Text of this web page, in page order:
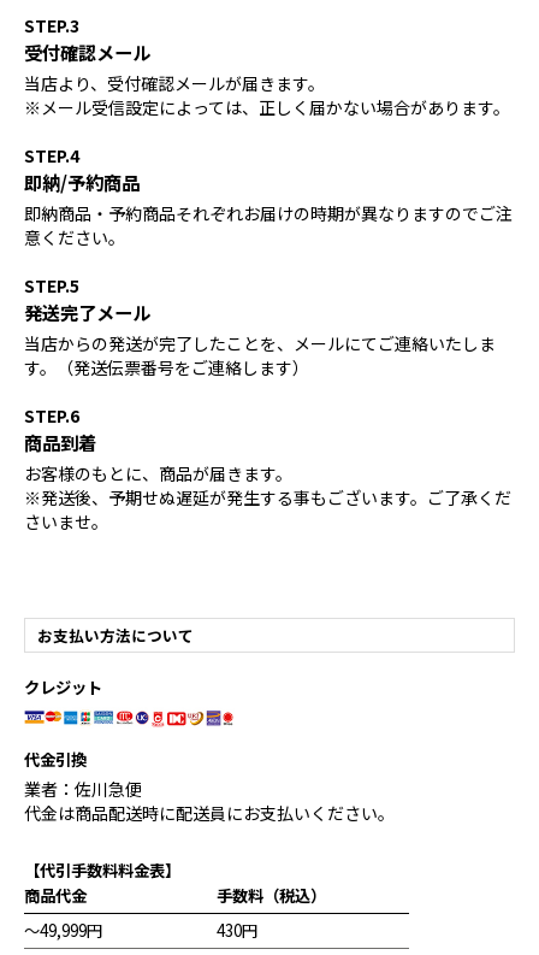
STEP.3
受付確認メール
当店より、受付確認メールが届きます。
※メール受信設定によっては、正しく届かない場合があります。
STEP.4
即納/予約商品
即納商品・予約商品それぞれお届けの時期が異なりますのでご注
意ください。
STEP.5
発送完了メール
当店からの発送が完了したことを、メールにてご連絡いたしま
す。（発送伝票番号をご連絡します）
STEP.6
商品到着
お客様のもとに、商品が届きます。
※発送後、予期せぬ遅延が発生する事もございます。ご了承くだ
さいませ。
お支払い方法について
クレジット
代金引換
業者：佐川急便
代金は商品配送時に配送員にお支払いください。
【代引手数料料金表】
商品代金
～49,999円
手数料（税込）
430円